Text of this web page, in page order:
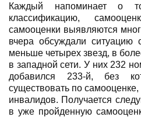
Каждый напоминает о
классификацию,
самооценки выявляются
вчера обсуждали ситуацию
меньше четырех звезд, в
в западной сети. У них 232
добавился 233-й, без
существовать по
инвалидов. Получается
в уже пройденную